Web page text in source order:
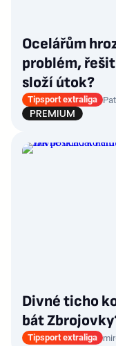
Ocelářům
problém,
složí útok?
Tipsport extraliga
Divné ticho
bát
Tipsport extraliga mir